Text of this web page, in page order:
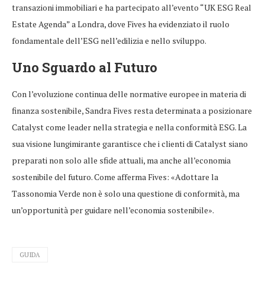
transazioni immobiliari e ha partecipato all’evento “UK ESG Real
Estate Agenda” a Londra, dove Fives ha evidenziato il ruolo
fondamentale dell’ESG nell’edilizia e nello sviluppo.
Uno Sguardo al Futuro
Con l’evoluzione continua delle normative europee in materia di
finanza sostenibile, Sandra Fives resta determinata a posizionare
Catalyst come leader nella strategia e nella conformità ESG. La
sua visione lungimirante garantisce che i clienti di Catalyst siano
preparati non solo alle sfide attuali, ma anche all’economia
sostenibile del futuro. Come afferma Fives: «Adottare la
Tassonomia Verde non è solo una questione di conformità, ma
un’opportunità per guidare nell’economia sostenibile».
GUIDA